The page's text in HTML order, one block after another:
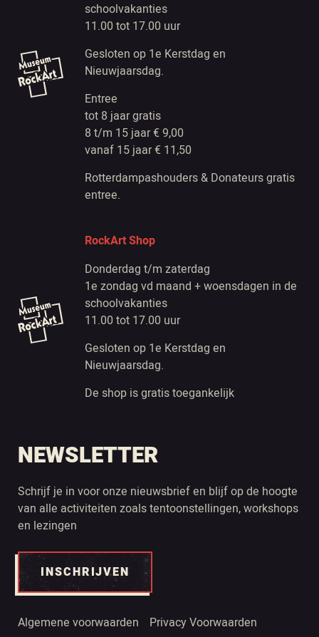
schoolvakanties
11.00 tot 17.00 uur
Gesloten op 1e Kerstdag en
Nieuwjaarsdag.
Entree
tot 8 jaar gratis
8 t/m 15 jaar € 9,00
vanaf 15 jaar € 11,50
Rotterdampashouders & Donateurs gratis
entree.
RockArt Shop
Donderdag t/m zaterdag
1e zondag vd maand + woensdagen in de
schoolvakanties
11.00 tot 17.00 uur
Gesloten op 1e Kerstdag en
Nieuwjaarsdag.
De shop is gratis toegankelijk
NEWSLETTER
Schrijf je in voor onze nieuwsbrief en blijf op de hoogte
van alle activiteiten zoals tentoonstellingen, workshops
en lezingen
INSCHRIJVEN
Algemene voorwaarden Privacy Voorwaarden